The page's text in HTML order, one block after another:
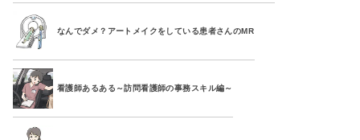
なんでダメ？アートメイクをしている患者さんのMR
看護師あるある～訪問看護師の事務スキル編～